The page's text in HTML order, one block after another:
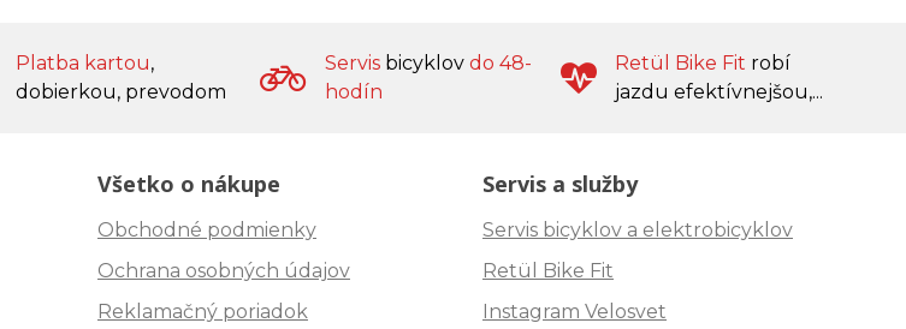
Platba kartou,
dobierkou, prevodom
Servis bicyklov do 48-
hodín
Retül Bike Fit robí
jazdu efektívnejšou,...
Všetko o nákupe
Obchodné podmienky
Ochrana osobných údajov
Reklamačný poriadok
Servis a služby
Servis bicyklov a elektrobicyklov
Retül Bike Fit
Instagram Velosvet